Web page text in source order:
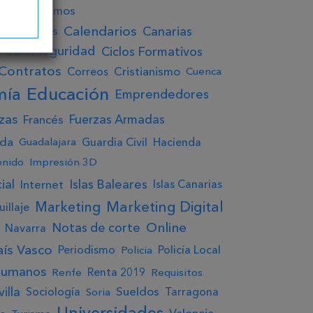
Autónomos
Burgos Calendarios Canarias
Ciberseguridad Ciclos Formativos
Correos Cristianismo Cuenca
Educación Emprendedores
Francés Fuerzas Armadas
Guadalajara Guardia Civil Hacienda
Impresión 3D
Internet Islas Baleares Islas Canarias
Marketing Marketing Digital
Navarra Notas de corte Online
Vasco Periodismo Policia
Policía Local
Renfe Renta 2019 Requisitos
Sociología Soria Sueldos Tarragona